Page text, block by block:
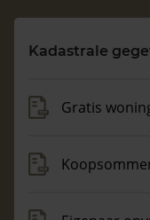
Maandag t/m
Kadastrale
Gratis